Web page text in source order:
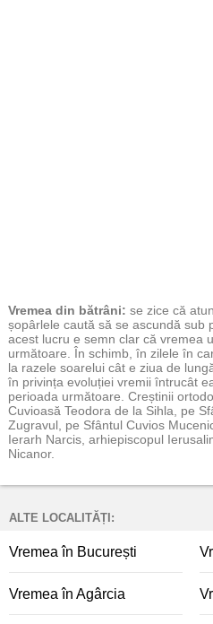
Vremea din bătrâni: se zice că
șopârlele caută să se ascundă sub
acest lucru e semn clar că vremea
următoare. În schimb, în zilele în
la razele soarelui cât e ziua de
în privința evoluției vremii întrucât
perioada următoare. Creștinii
Cuvioasă Teodora de la Sihla, pe
Zugravul, pe Sfântul Cuvios
Ierarh Narcis, arhiepiscopul
Nicanor.
ALTE LOCALITĂȚI:
Vremea în București
Vremea în Agârcia